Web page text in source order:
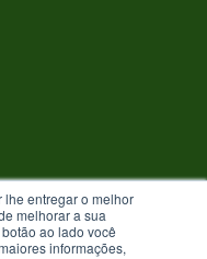
lhe entregar o melhor
melhorar a sua
ao lado você
informações,